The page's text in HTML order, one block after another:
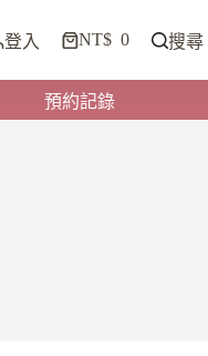
登入 NT$ 0 搜尋
預約記錄